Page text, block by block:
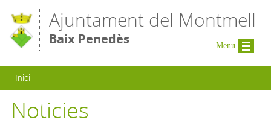
Ajuntament del Montmell
Baix Penedès
Esteu aquí
Inici
Noticies
Menu